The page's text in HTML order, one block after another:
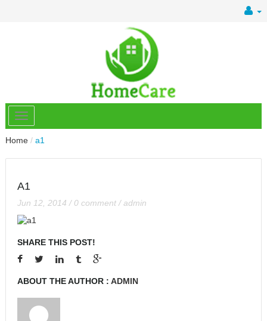
Home / a1
A1
Jun 12, 2014 / 0 comment /admin
SHARE THIS POST!
ABOUT THE AUTHOR : ADMIN